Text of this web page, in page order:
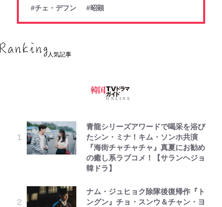
#チェ・デフン
#昭顕
人気記事
青龍シリーズアワードで喝采を浴び
たシン・ミナ！キム・ソンホ共演
『海街チャチャチャ』真夏にお勧め
の癒し系ラブコメ！【サランヘジョ
韓ドラ】
ナム・ジュヒョク除隊後復帰作『ト
ングン』チョ・スンウ＆チャン・ヨ